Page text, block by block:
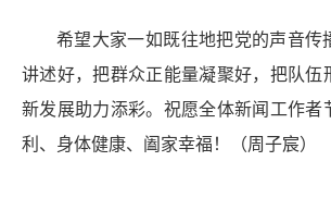
希望大家一如既往地把党的声音传
讲述好，把群众正能量凝聚好，把队伍
新发展助力添彩。祝愿全体新闻工作者
利、身体健康、阖家幸福！（周子宸）